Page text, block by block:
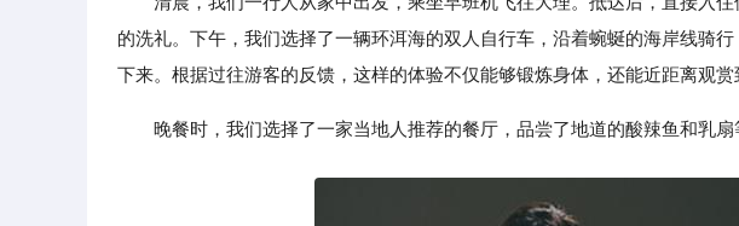
的洗礼。下午，我们选择了一辆环洱海的双人自行车，沿着蜿蜒的海岸线骑
下来。根据过往游客的反馈，这样的体验不仅能够锻炼身体，还能近距离观赏
晚餐时，我们选择了一家当地人推荐的餐厅，品尝了地道的酸辣鱼和乳扇